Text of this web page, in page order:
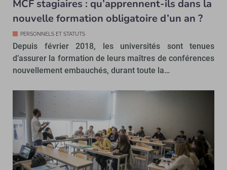
MCF stagiaires : qu’apprennent-ils dans la
nouvelle formation obligatoire d’un an ?
PERSONNELS ET STATUTS
Depuis février 2018, les universités sont tenues
d’assurer la formation de leurs maîtres de conférences
nouvellement embauchés, durant toute la…